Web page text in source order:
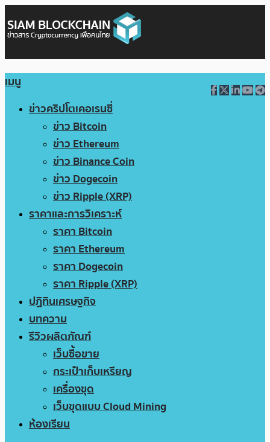
เมนู
ข่าวคริปโตเคอเรนซี่
ข่าว Bitcoin
ข่าว Ethereum
ข่าว Binance Coin
ข่าว Dogecoin
ข่าว Ripple (XRP)
ราคาและการวิเคราะห์
ราคา Bitcoin
ราคา Ethereum
ราคา Dogecoin
ราคา Ripple (XRP)
ปฏิทินเศรษฐกิจ
บทความ
รีวิวผลิตภัณฑ์
เว็บซื้อขาย
กระเป๋าเก็บเหรียญ
เครื่องขุด
เว็บขุดแบบ Cloud Mining
ห้องเรียน